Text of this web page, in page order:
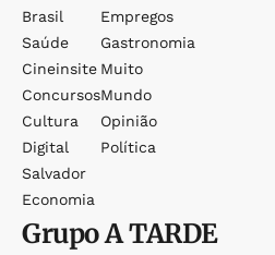
Brasil
Saúde
Cineinsite
Concursos
Cultura
Digital
Salvador
Economia
Empregos
Gastronomia
Muito
Mundo
Opinião
Política
GrupoA TARDE